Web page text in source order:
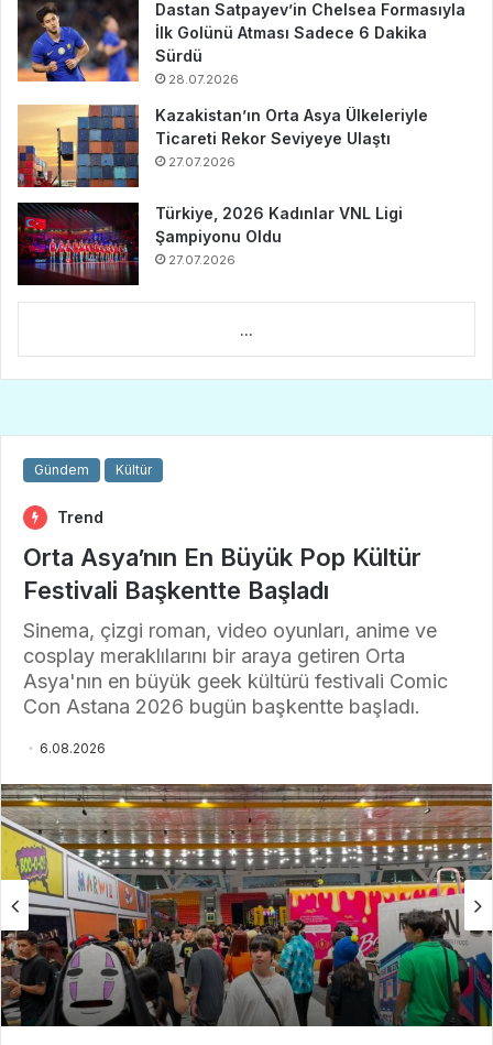
Dastan Satpayev’in Chelsea Formasıyla
İlk Golünü Atması Sadece 6 Dakika
Sürdü
28.07.2026
Kazakistan’ın Orta Asya Ülkeleriyle
Ticareti Rekor Seviyeye Ulaştı
27.07.2026
Türkiye, 2026 Kadınlar VNL Ligi
Şampiyonu Oldu
27.07.2026
...